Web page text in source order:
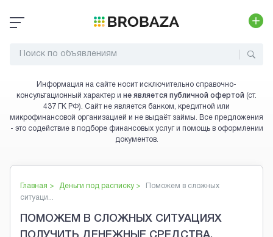
Информация на сайте носит исключительно справочно-
консультационный характер и не является публичной офертой (ст.
437 ГК РФ). Сайт не является банком, кредитной или
микрофинансовой организацией и не выдаёт займы. Все предложения
- это содействие в подборе финансовых услуг и помощь в оформлении
документов.
Главная > Деньги под расписку >
Поможем в сложных
ситуаци...
ПОМОЖЕМ В СЛОЖНЫХ СИТУАЦИЯХ